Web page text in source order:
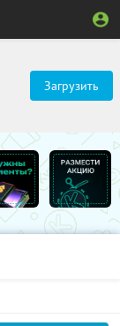
Загрузить